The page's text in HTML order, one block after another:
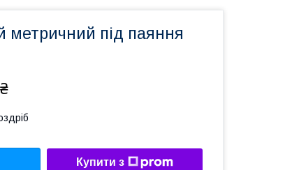
метричний під паяння
Купити з